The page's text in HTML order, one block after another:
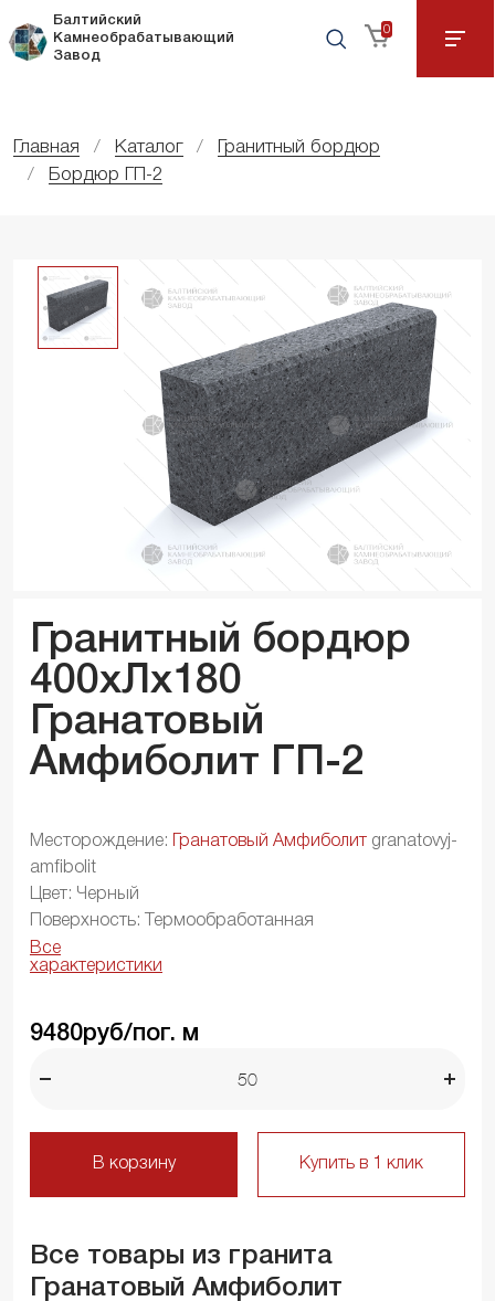
Балтийский
Камнеобрабатывающий
Завод
0
Главная Каталог
Гранитный бордюр
Бордюр ГП-2
Гранитный бордюр
400xЛx180
Гранатовый
Амфиболит ГП-2
Месторождение: Гранатовый Амфиболит granatovyj-
amfibolit
Цвет: Черный
Поверхность: Термообработанная
Все
характеристики
9480руб/пог. м
В корзину Купить в 1 клик
Все товары из гранита
Гранатовый Амфиболит